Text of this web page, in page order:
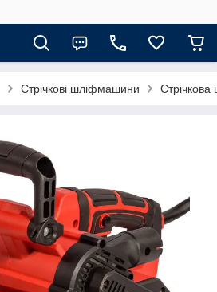
Стрічкові шліфмашини